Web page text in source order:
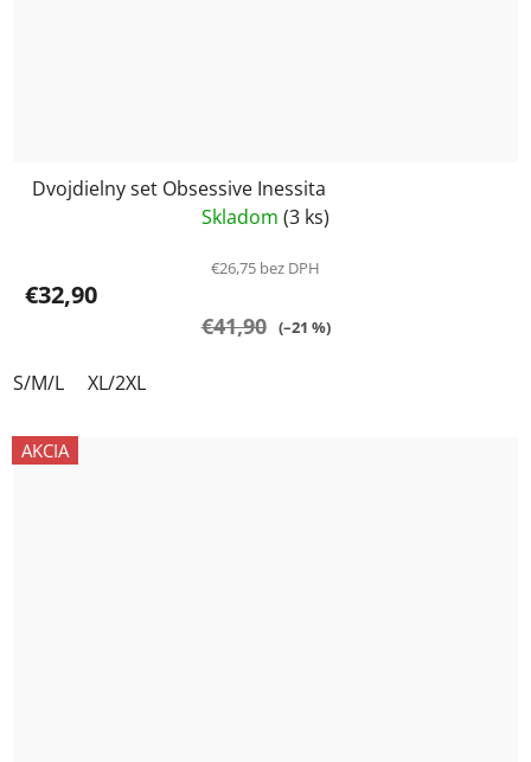
Dvojdielny set Obsessive Inessita
Skladom (3 ks)
€26,75 bez DPH
€32,90
€41,90 (–21 %)
S/M/L XL/2XL
AKCIA